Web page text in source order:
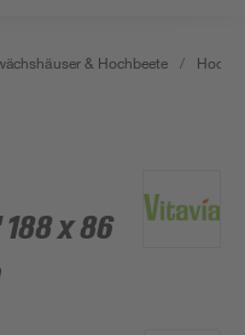
& Hochbeete /
x 86